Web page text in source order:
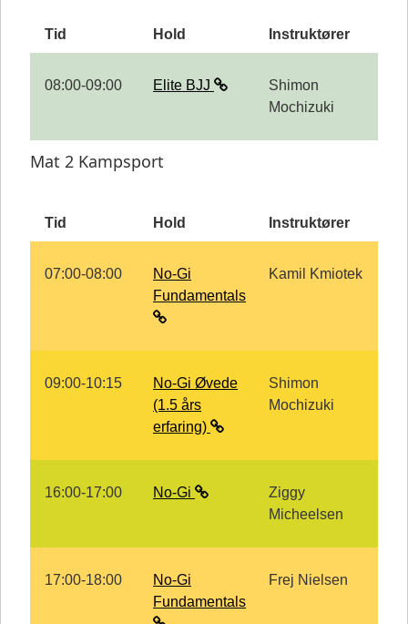
Tid Hold Instruktører
08:00-09:00 Elite BJJ
Shimon
Mochizuki
Mat 2 Kampsport
Tid Hold Instruktører
07:00-08:00
No-Gi
Fundamentals
Kamil Kmiotek
09:00-10:15
No-Gi Øvede
(1.5 års
erfaring)
Shimon
Mochizuki
16:00-17:00 No-Gi
Ziggy
Micheelsen
17:00-18:00
No-Gi
Fundamentals
Frej Nielsen